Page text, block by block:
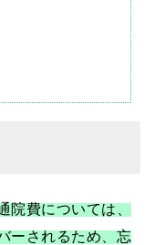
院費については、
ーされるため、忘